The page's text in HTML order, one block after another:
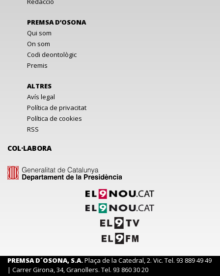
PREMSA D’OSONA
Qui som
On som
Codi deontològic
Premis
ALTRES
Avís legal
Política de privacitat
Política de cookies
RSS
COL·LABORA
PREMSA D´OSONA, S.A.Plaça de la Catedral, 2. Vic. Tel. 93 889 49 49
| Carrer Girona, 34, Granollers. Tel. 93 860 30 20